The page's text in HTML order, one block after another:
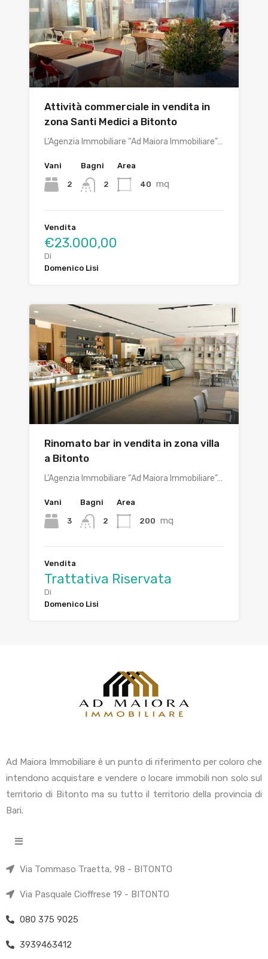
Attività commerciale in vendita in
zona Santi Medici a Bitonto
L’Agenzia Immobiliare “Ad Maiora Immobiliare”…
Vani
2
Bagni
2
Area
40 mq
Vendita
€23.000,00
Di
Domenico Lisi
Rinomato bar in vendita in zona villa
a Bitonto
L’Agenzia Immobiliare “Ad Maiora Immobiliare”…
Vani
3
Bagni
2
Area
200 mq
Vendita
Trattativa Riservata
Di
Domenico Lisi
Ad Maiora Immobiliare è un punto di riferimento per coloro che
intendono acquistare e vendere o locare immobili non solo sul
territorio di Bitonto ma su tutto il territorio della provincia di
Bari.
Via Tommaso Traetta, 98 - BITONTO
Via Pasquale Cioffrese 19 - BITONTO
080 375 9025
3939463412